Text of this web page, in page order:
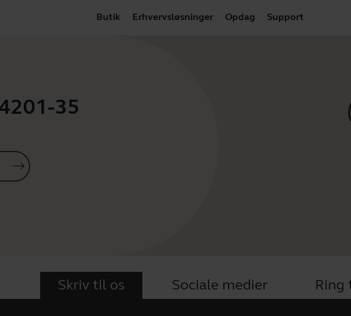
Butik Erhvervsløsninger Opdag Support
35
Skriv til os Sociale medier Ring